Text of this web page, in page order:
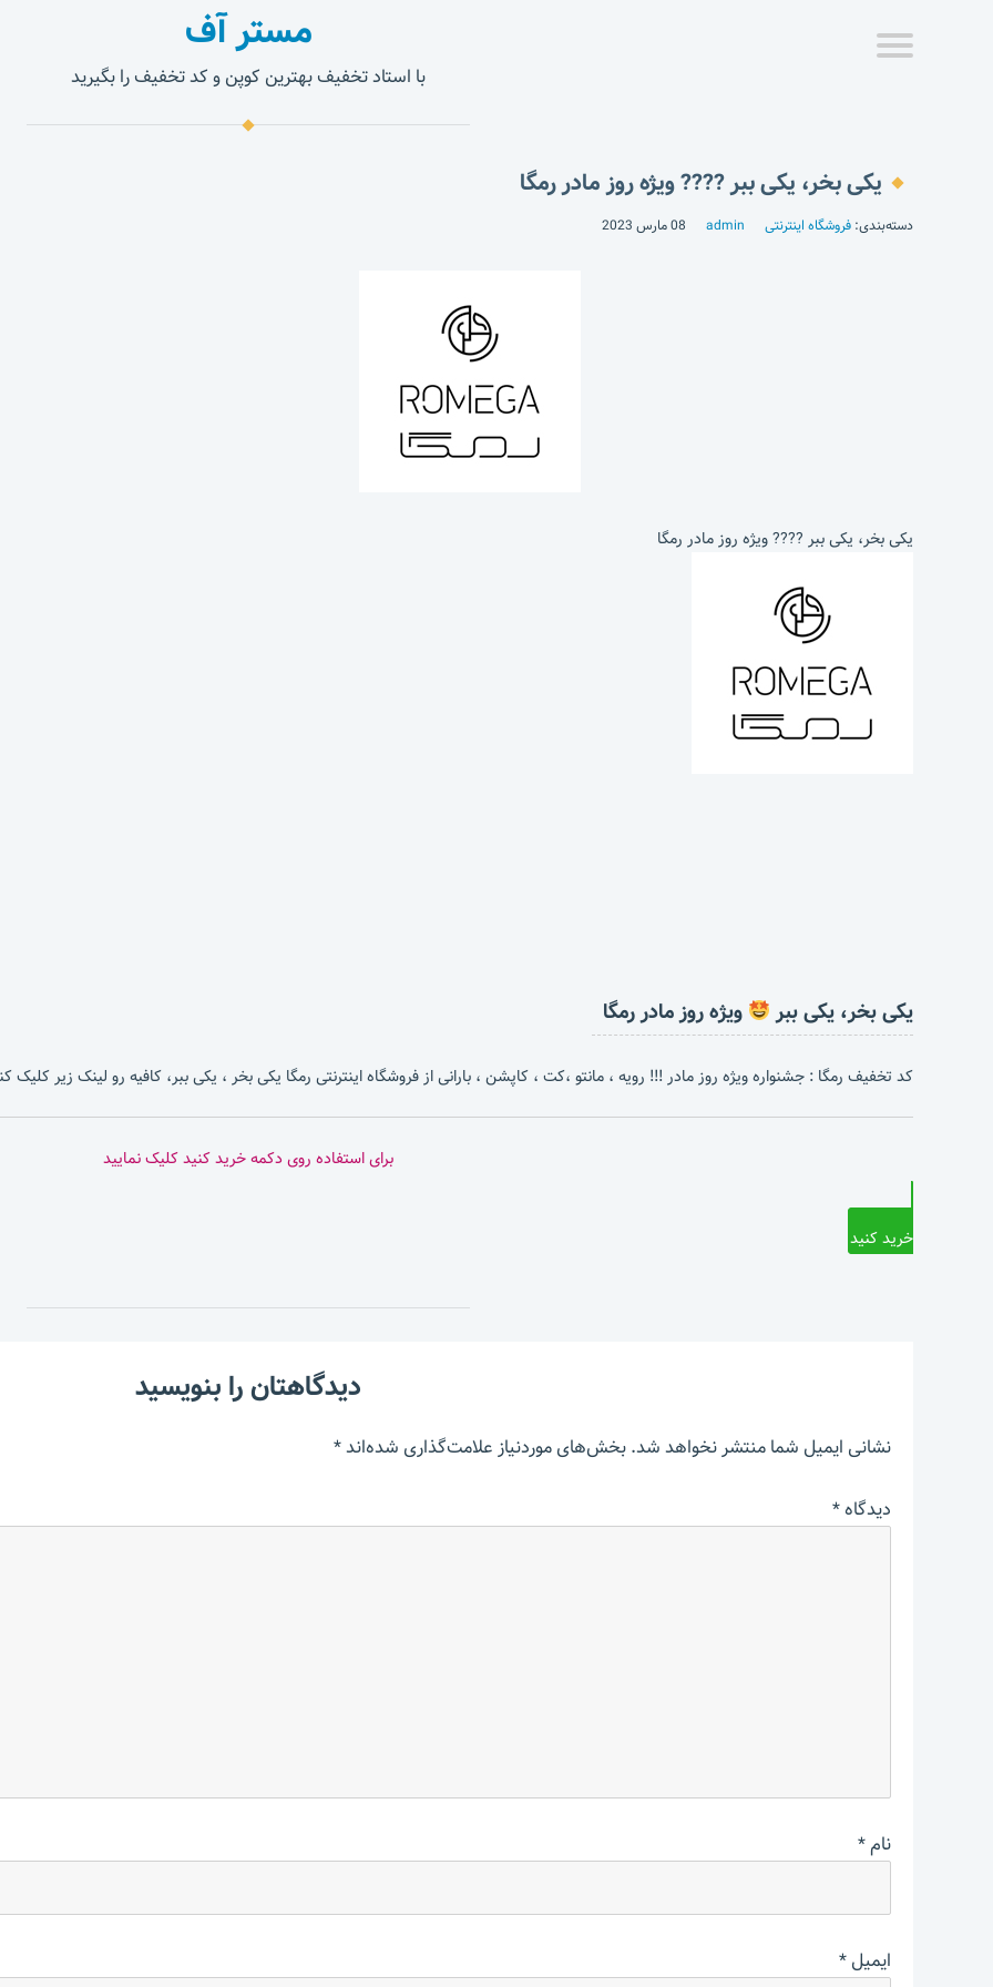
مستر آف
با استاد تخفیف بهترین کوپن و کد تخفیف را بگیرید
یکی بخر، یکی ببر ???? ویژه روز مادر رمگا
دسته‌بندی: فروشگاه اینترنتی admin 08 مارس 2023
یکی بخر، یکی ببر ???? ویژه روز مادر رمگا
یکی بخر، یکی ببر ویژه روز مادر رمگا
کد تخفیف رمگا : جشنواره ویژه روز مادر !!! رویه ، مانتو ،کت ، کاپشن ، بارانی از فروشگاه اینترنتی رمگا یکی بخر ، یکی ببر، کافیه رو لینک زیر کلیک
برای استفاده روی دکمه خرید کنید کلیک نمایید
خرید کنید
دیدگاهتان را بنویسید
نشانی ایمیل شما منتشر نخواهد شد.بخش‌های موردنیاز علامت‌گذاری شده‌اند*
دیدگاه*
نام*
ایمیل*